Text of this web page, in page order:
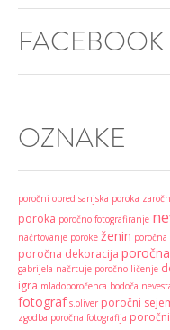
FACEBOOK
OZNAKE
poročni obred sanjska poroka
poroka poročno fotografiranje
načrtovanje poroke ženin poročna
poročna dekoracija
gabrijela načrtuje poročno ličenje
igra mladoporočenca bodoča
fotograf s.oliver poročni
zgodba poročna fotografija